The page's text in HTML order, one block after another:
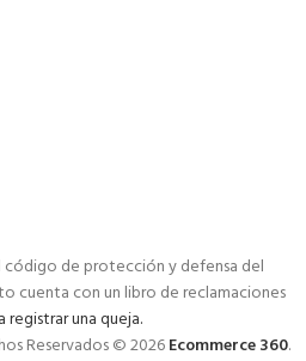
de protección y defensa del
cuenta con un libro de reclamaciones
registrar una queja.
Reservados © 2026Ecommerce 360.